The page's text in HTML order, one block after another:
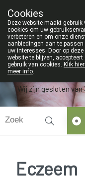
Wij zijn gesloten
Eczeem
Cookies
Deze website maakt gebruik
cookies om uw
verbeteren en om onze
aanbiedingen aan te passen
uw interesses. Door op deze
website te blijven, accepteert
gebruik van cookies. Klik
meer info.